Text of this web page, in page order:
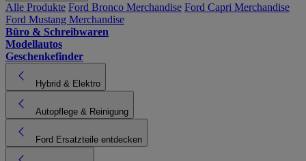
Alle Produkte Ford Bronco Merchandise Ford Capri Merchandise
Ford Mustang Merchandise
Büro & Schreibwaren
Modellautos
Geschenkefinder
Hybrid & Elektro
Autopflege & Reinigung
Ford Ersatzteile entdecken